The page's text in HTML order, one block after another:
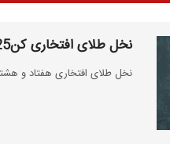
نخل طلای افتخاری کن2025 در دستان رابرت دنیرو
نخل طلای افتخاری هفتاد و